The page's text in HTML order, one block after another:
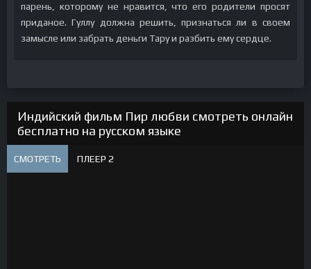
парень, которому не нравится, что его родители просят
приданое. Гуллу должна решить, признаться ли в своем
замысле или забрать деньги Тару и разбить ему сердце.
Индийский фильм Пир любви смотреть онлайн
бесплатно на русском языке
СМОТРЕТЬ ПЛЕЕР 2